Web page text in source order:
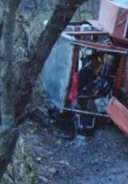
OPRIRE APĂ în
OPRIRE APĂ în
OPRIRE APĂ în
OPRIRE APĂ în